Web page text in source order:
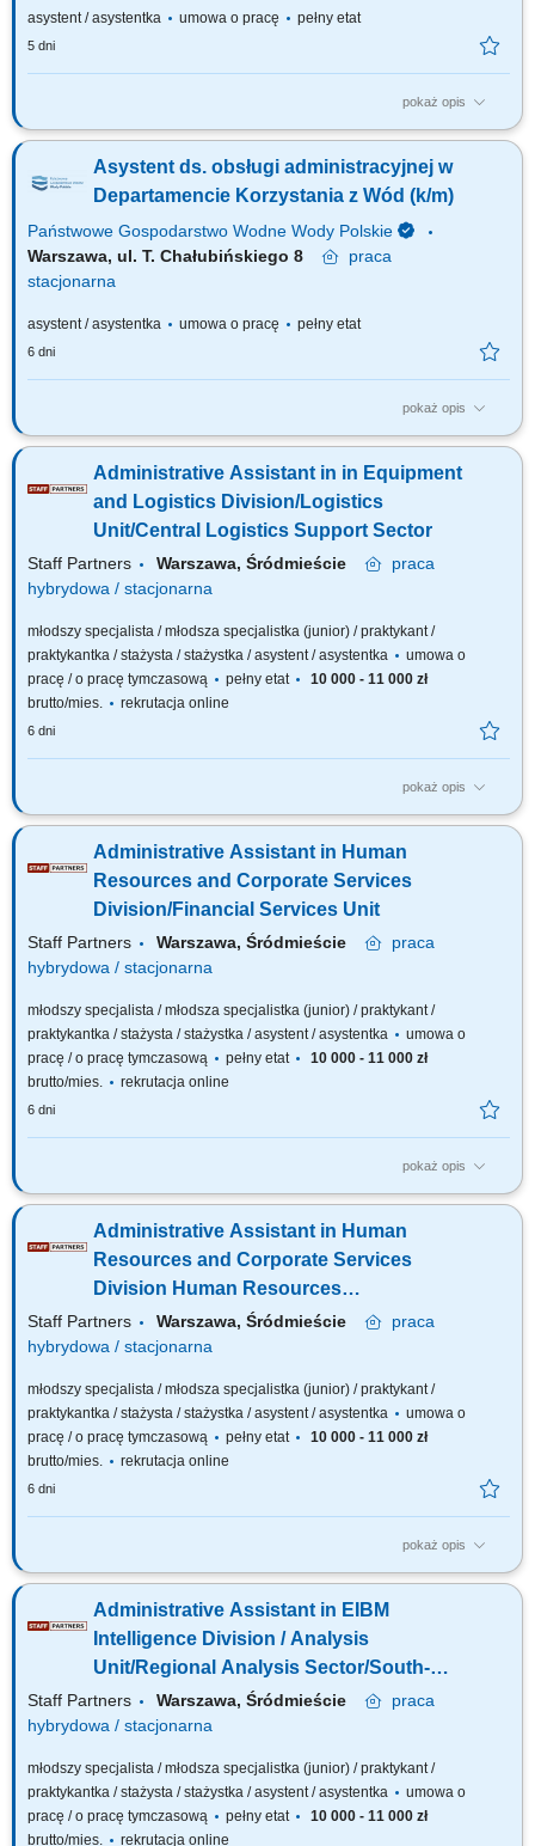
asystent / asystentka umowa o pracę pełny etat
5 dni
pokaż opis
Twój zakres obowiązków: Obsługa recepcji oraz dbanie o jej sprawne
obsługi odwiedzających. Obsługa centrali telefonicznej, odbieranie i
przekierowywanie połączeń. Przyjmowanie, wysyłka i dystrybucja
Asystent ds. obsługi administracyjnej w
Departamencie Korzystania z Wód (k/m)
Państwowe Gospodarstwo Wodne Wody Polskie
Warszawa, ul. T. Chałubińskiego 8
praca
stacjonarna
asystent / asystentka umowa o pracę pełny etat
6 dni
pokaż opis
OSOBA NA TYM STANOWISKU BĘDZIE ODPOWIEDZIALNA ZA: obsługę
zarządzanie obiegiem dokumentacji tradycyjnej oraz obsługę
korespondencji elektronicznej (EZD, e-PUAP, e-Doręczenia),
prowadzenie kalendarza oraz organizację i obsługę...
Administrative Assistant in in Equipment
and Logistics Division/Logistics
Unit/Central Logistics Support Sector
Staff Partners Warszawa, Śródmieście
praca
hybrydowa / stacjonarna
młodszy specjalista / młodsza specjalistka (junior) / praktykant /
praktykantka / stażysta / stażystka / asystent / asystentka
umowa o
pracę / o pracę tymczasową
pełny etat
10 000 - 11 000 zł
brutto/mies.
rekrutacja online
6 dni
pokaż opis
The description of duties is a presented below: Oversee workload
fluctuating demands; Urgent or unexpected changes in workload
minimizing disruptions and maintaining productivity; Perform a range of
administrative tasks, including:...
Administrative Assistant in Human
Resources and Corporate Services
Division/Financial Services Unit
Staff Partners Warszawa, Śródmieście
praca
hybrydowa / stacjonarna
młodszy specjalista / młodsza specjalistka (junior) / praktykant /
praktykantka / stażysta / stażystka / asystent / asystentka
umowa o
pracę / o pracę tymczasową
pełny etat
10 000 - 11 000 zł
brutto/mies.
rekrutacja online
6 dni
pokaż opis
The description of duties is a presented below: To perform
invoices/claims in ABAC/SUMMA (the agency’s financial management
system) To identify and match invoices with other documents necessary
for payment (Purchase Orders,...
Administrative Assistant in Human
Resources and Corporate Services
Division Human Resources
Unit/Personnel Administration
Sector/Expatriate Services Team
Staff Partners Warszawa, Śródmieście
praca
hybrydowa / stacjonarna
młodszy specjalista / młodsza specjalistka (junior) / praktykant /
praktykantka / stażysta / stażystka / asystent / asystentka
umowa o
pracę / o pracę tymczasową
pełny etat
10 000 - 11 000 zł
brutto/mies.
rekrutacja online
6 dni
pokaż opis
The description of duties is a presented below: Provide support in general
Verifying, accepting and processing staff’s applications. Supporting the
review of tax refund claims, invoices and requests for payments....
Administrative Assistant in EIBM
Intelligence Division / Analysis
Unit/Regional Analysis Sector/South-
East Team
Staff Partners Warszawa, Śródmieście
praca
hybrydowa / stacjonarna
młodszy specjalista / młodsza specjalistka (junior) / praktykant /
praktykantka / stażysta / stażystka / asystent / asystentka
umowa o
pracę / o pracę tymczasową
pełny etat
10 000 - 11 000 zł
brutto/mies.
rekrutacja online